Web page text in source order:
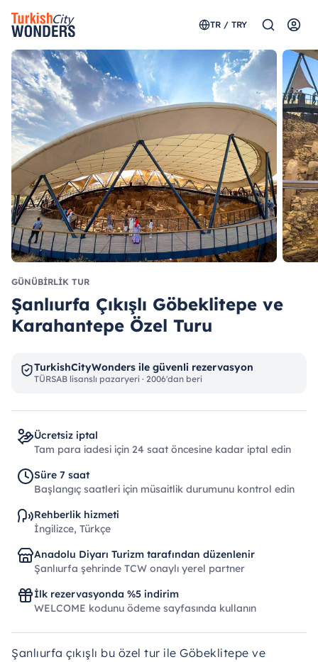
TR / TRY
GÜNÜBIRLIK TUR
Şanlıurfa Çıkışlı Göbeklitepe ve
Karahantepe Özel Turu
TurkishCityWonders ile güvenli rezervasyon
TÜRSAB lisanslı pazaryeri · 2006'dan beri
Ücretsiz iptal
Tam para iadesi için 24 saat öncesine kadar iptal edin
Süre 7 saat
Başlangıç ​​saatleri için müsaitlik durumunu kontrol edin
Rehberlik hizmeti
İngilizce, Türkçe
Anadolu Diyarı Turizm tarafından düzenlenir
Şanlıurfa şehrinde TCW onaylı yerel partner
İlk rezervasyonda %5 indirim
WELCOME kodunu ödeme sayfasında kullanın
Şanlıurfa çıkışlı bu özel tur ile Göbeklitepe ve